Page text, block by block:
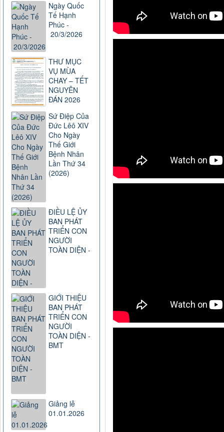
Ngày Quốc
Tế Hạnh
Phúc -
20/3/2026
THƯ MỤC
VỤ MÙA
CHAY – TẾT
NGUYÊN
ĐÁN 2026
Sứ Điệp Của
Đức Lêô XIV
Cho Ngày
Thế Giới
Bệnh Nhân
Lần Thứ 34
(2026)
ĐIỀU LỆ ỦY
BAN PHÁT
TRIỂN CON
NGƯỜI
TOÀN DIỆN -
GIỚI THIỆU
BAN PHÁT
TRIỂN CON
NGƯỜI
TOÀN DIỆN -
BMT
Giảng lễ
01.01.2026